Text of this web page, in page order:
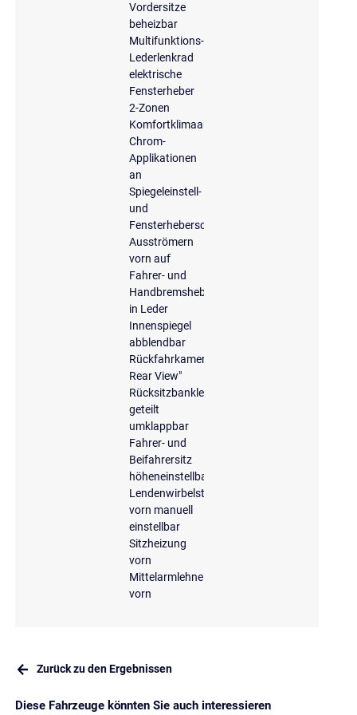
Vordersitze
beheizbar
Multifunktions-
Lederlenkrad
elektrische
Fensterheber
2-Zonen
Komfortklimaautomatik
Chrom-
Applikationen
an
Spiegeleinstell-
und
Fensterheberschaltern,
Ausströmern
vorn auf
Fahrer- und
Handbremshebelgriff
in Leder
Innenspiegel
abblendbar
Rückfahrkamera
Rear View"
Rücksitzbanklehne,
geteilt
umklappbar
Fahrer- und
Beifahrersitz
höheneinstellbar
Lendenwirbelstütze
vorn manuell
einstellbar
Sitzheizung
vorn
Mittelarmlehne
vorn
Zurück zu den Ergebnissen
Diese Fahrzeuge könnten Sie auch interessieren